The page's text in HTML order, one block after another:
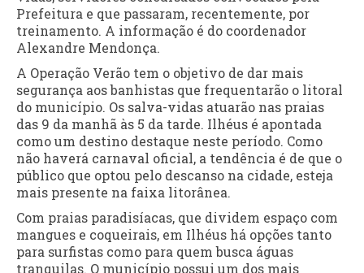
Prefeitura e que passaram, recentemente, por
treinamento. A informação é do coordenador
Alexandre Mendonça.
A Operação Verão tem o objetivo de dar mais
segurança aos banhistas que frequentarão o litoral
do município. Os salva-vidas atuarão nas praias
das 9 da manhã às 5 da tarde. Ilhéus é apontada
como um destino destaque neste período. Como
não haverá carnaval oficial, a tendência é de que o
público que optou pelo descanso na cidade, esteja
mais presente na faixa litorânea.
Com praias paradisíacas, que dividem espaço com
mangues e coqueirais, em Ilhéus há opções tanto
para surfistas como para quem busca águas
tranquilas. O município possui um dos mais